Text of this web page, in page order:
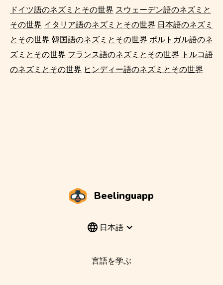
ドイツ語のネズミとその世界 スウェーデン語のネズミと
その世界 イタリア語のネズミとその世界 日本語のネズミ
とその世界 韓国語のネズミとその世界 ポルトガル語のネ
ズミとその世界 フランス語のネズミとその世界 トルコ語
のネズミとその世界 ヒンディー語のネズミとその世界
Beelinguapp
日本語
言語を学ぶ